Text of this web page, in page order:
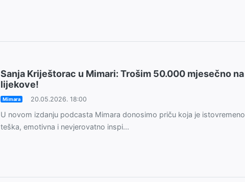
Sanja Kriještorac u Mimari: Trošim 50.000 mjesečno na
lijekove!
Mimara 20.05.2026. 18:00
U novom izdanju podcasta Mimara donosimo priču koja je istovremeno
teška, emotivna i nevjerovatno inspi...